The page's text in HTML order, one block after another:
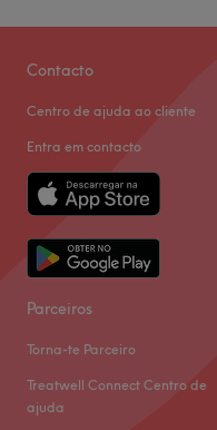
Contacto
Centro de ajuda ao cliente
Entra em contacto
Parceiros
Torna-te Parceiro
Treatwell Connect Centro de
ajuda